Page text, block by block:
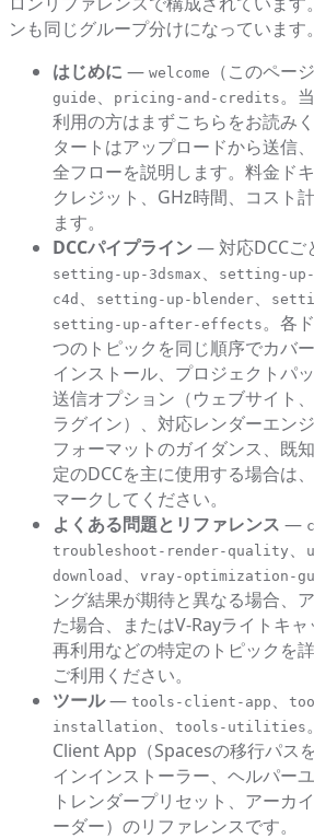
ンも同じグループ分けになっています。
はじめに — welcome （このページ
guide 、 pricing-and-credits。
利用の方はまずこちらをお読み
タートはアップロードから送信
全フローを説明します。料金ド
クレジット、GHz時間、コスト
ます。
DCCパイプライン — 対応DCCご
setting-up-3dsmax 、 setting-up-
c4d 、 setting-up-blender、
setting-up-after-effects。各
つのトピックを同じ順序でカバ
インストール、プロジェクトパ
送信オプション（ウェブサイト
ラグイン）、対応レンダーエン
フォーマットのガイダンス、既
定のDCCを主に使用する場合は
マークしてください。
よくある問題とリファレンス —
troubleshoot-render-quality 、
download 、 vray-optimization-
ング結果が期待と異なる場合、
た場合、またはV-Rayライトキ
再利用などの特定のトピックを
ご利用ください。
ツール— tools-client-app 、
installation 、 tools-utilities
Client App（Spacesの移行パス
インインストーラー、ヘルパー
トレンダープリセット、アーカ
ーダー）のリファレンスです。